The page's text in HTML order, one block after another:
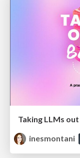
inesmontani